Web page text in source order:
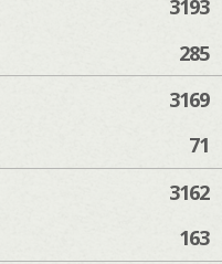
3193
285
3169
71
3162
163